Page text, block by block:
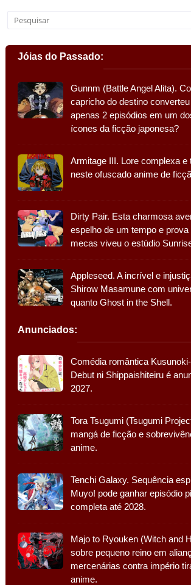
Jóias do Passado:
Gunnm (Battle Angel Alita).
capricho do destino
apenas 2 episódios em um
ícones da ficção japonesa?
Armitage III. Lore complexa e
neste ofuscado anime de
Dirty Pair. Esta charmosa
espelho de um tempo e
mecas viveu o estúdio
Appleseed. A incrível e
Shirow Masamune com
quanto Ghost in the Shell.
Anunciados:
Comédia romântica
Debut ni Shippaishiteiru é
2027.
Tora Tsugumi (Tsugumi
mangá de ficção e
anime.
Tenchi Galaxy. Sequência
Muyo! pode ganhar episódio
completa até 2028.
Majo to Ryouken (Witch and
sobre pequeno reino em
mercenárias contra império
anime.